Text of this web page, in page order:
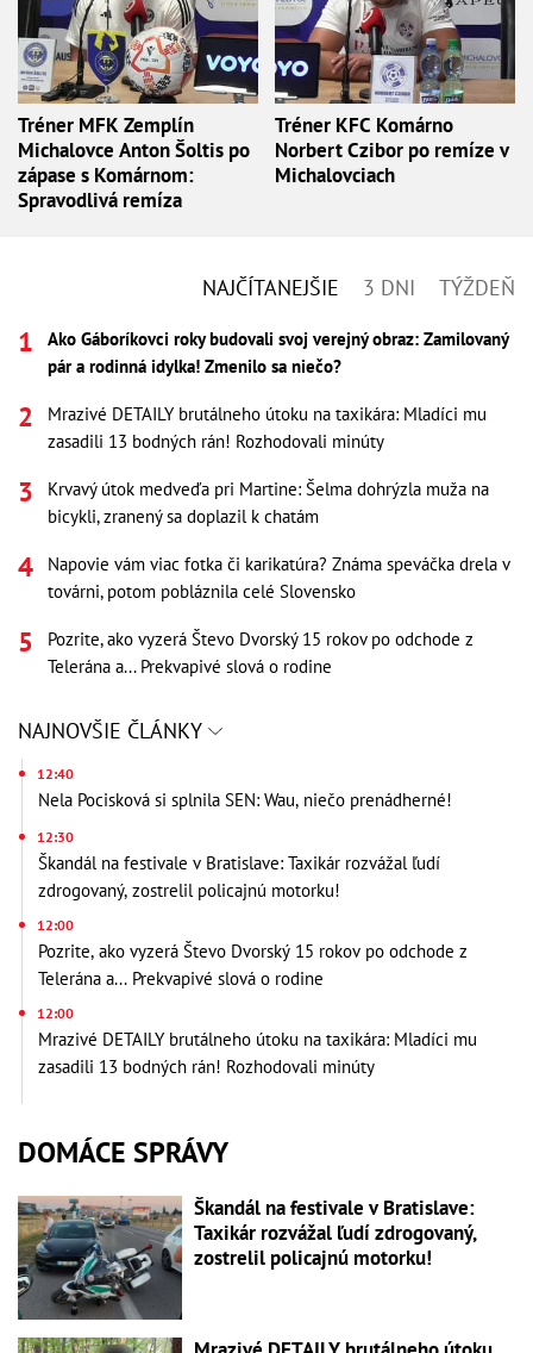
Tréner MFK Zemplín
Michalovce Anton Šoltis po
zápase s Komárnom:
Spravodlivá remíza
Tréner KFC Komárno
Norbert Czibor po remíze v
Michalovciach
NAJČÍTANEJŠIE 3 DNI TÝŽDEŇ
Ako Gáboríkovci roky budovali svoj verejný obraz: Zamilovaný
pár a rodinná idylka! Zmenilo sa niečo?
Mrazivé DETAILY brutálneho útoku na taxikára: Mladíci mu
zasadili 13 bodných rán! Rozhodovali minúty
Krvavý útok medveďa pri Martine: Šelma dohrýzla muža na
bicykli, zranený sa doplazil k chatám
Napovie vám viac fotka či karikatúra? Známa speváčka drela v
továrni, potom pobláznila celé Slovensko
Pozrite, ako vyzerá Števo Dvorský 15 rokov po odchode z
Telerána a... Prekvapivé slová o rodine
NAJNOVŠIE ČLÁNKY
12:40
Nela Pocisková si splnila SEN: Wau, niečo prenádherné!
12:30
Škandál na festivale v Bratislave: Taxikár rozvážal ľudí
zdrogovaný, zostrelil policajnú motorku!
12:00
Pozrite, ako vyzerá Števo Dvorský 15 rokov po odchode z
Telerána a... Prekvapivé slová o rodine
12:00
Mrazivé DETAILY brutálneho útoku na taxikára: Mladíci mu
zasadili 13 bodných rán! Rozhodovali minúty
DOMÁCE SPRÁVY
Škandál na festivale v Bratislave:
Taxikár rozvážal ľudí zdrogovaný,
zostrelil policajnú motorku!